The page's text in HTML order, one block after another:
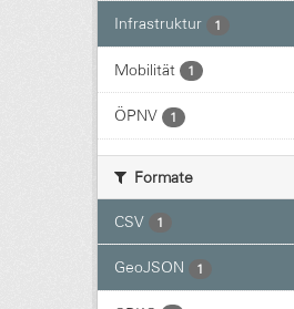
Infrastruktur 1
Mobilität 1
ÖPNV 1
Formate
CSV 1
GeoJSON 1